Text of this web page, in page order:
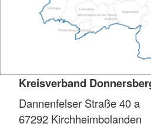
Kreisverband
Dannenfelser Straße 40 a
67292 Kirchheimbolanden